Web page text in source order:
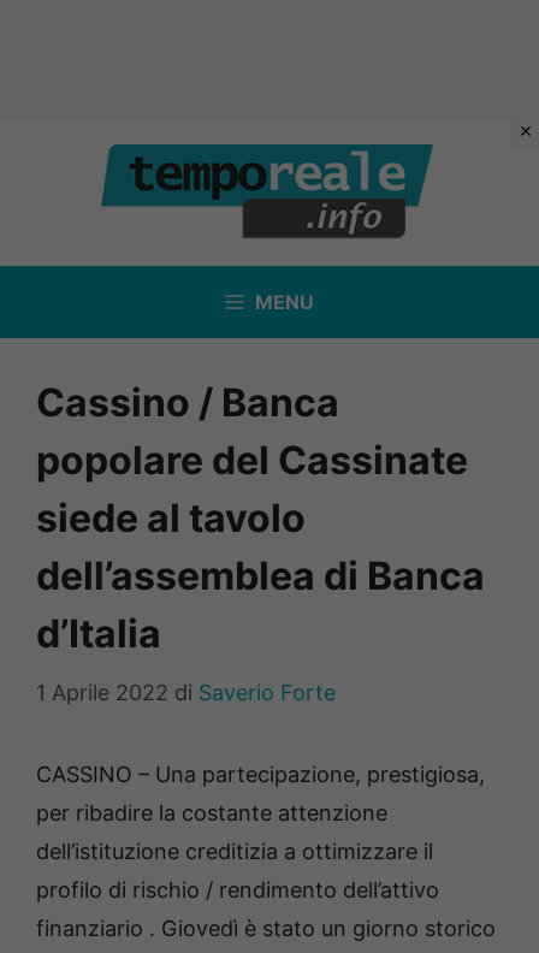
contenuto
MENU
Cassino / Banca
popolare del Cassinate
siede al tavolo
dell’assemblea di Banca
d’Italia
1 Aprile 2022 di Saverio Forte
CASSINO – Una partecipazione, prestigiosa,
per ribadire la costante attenzione
dell’istituzione creditizia a ottimizzare il
profilo di rischio / rendimento dell’attivo
finanziario . Giovedì è stato un giorno storico